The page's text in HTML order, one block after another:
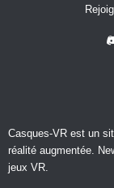
Casques-VR est un
réalité augmentée.
jeux VR.